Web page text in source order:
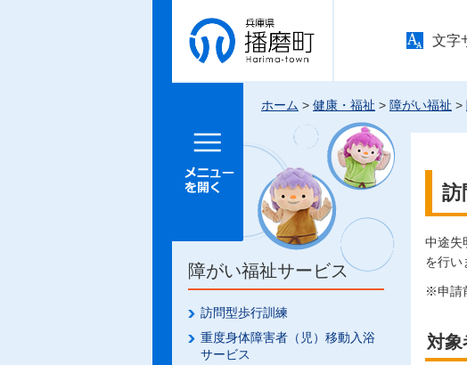
兵庫県 播
磨町
文字
メニュー
ホーム > 健康・福祉 > 障がい福祉 >
障がい福祉サービス
訪問型歩行訓練
重度身体障害者（児）移動入浴
サービス
訪
中途失
を行い
※申請
対象